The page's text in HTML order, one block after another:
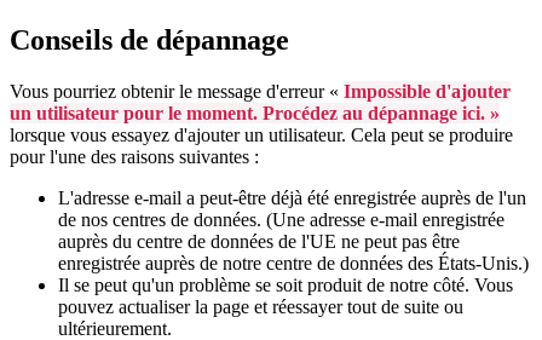
Conseils de dépannage
Vous pourriez obtenir le message d'erreur « Impossible d'ajouter
un utilisateur pour le moment. Procédez au dépannage ici. »
lorsque vous essayez d'ajouter un utilisateur. Cela peut se produire
pour l'une des raisons suivantes :
L'adresse e-mail a peut-être déjà été enregistrée auprès de l'un
de nos centres de données. (Une adresse e-mail enregistrée
auprès du centre de données de l'UE ne peut pas être
enregistrée auprès de notre centre de données des États-Unis.)
Il se peut qu'un problème se soit produit de notre côté. Vous
pouvez actualiser la page et réessayer tout de suite ou
ultérieurement.